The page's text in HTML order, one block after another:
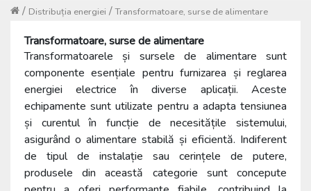
Transformatoare, surse de alimentare
/
Distribuția energiei
/
Transformatoare, surse de alimentare
Transformatoarele și sursele de alimentare sunt
componente esențiale pentru furnizarea și reglarea
energiei electrice în diverse aplicații. Aceste
echipamente sunt utilizate pentru a adapta tensiunea
și curentul în funcție de necesitățile sistemului,
asigurând o alimentare stabilă și eficientă. Indiferent
de tipul de instalație sau cerințele de putere,
produsele din această categorie sunt concepute